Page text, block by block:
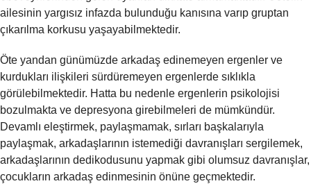
ailesinin yargısız infazda bulunduğu kanısına varıp gruptan
çıkarılma korkusu yaşayabilmektedir.
Öte yandan günümüzde arkadaş edinemeyen ergenler ve
kurdukları ilişkileri sürdüremeyen ergenlerde sıklıkla
görülebilmektedir. Hatta bu nedenle ergenlerin psikolojisi
bozulmakta ve depresyona girebilmeleri de mümkündür.
Devamlı eleştirmek, paylaşmamak, sırları başkalarıyla
paylaşmak, arkadaşlarının istemediği davranışları sergilemek,
arkadaşlarının dedikodusunu yapmak gibi olumsuz davranışlar,
çocukların arkadaş edinmesinin önüne geçmektedir.